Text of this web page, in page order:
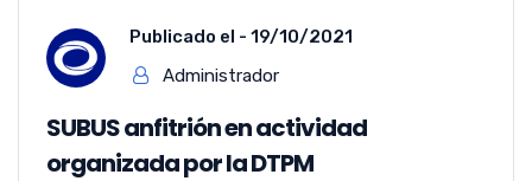
Publicado el - 19/10/2021
Administrador
SUBUS anfitrión en actividad
organizada por la DTPM